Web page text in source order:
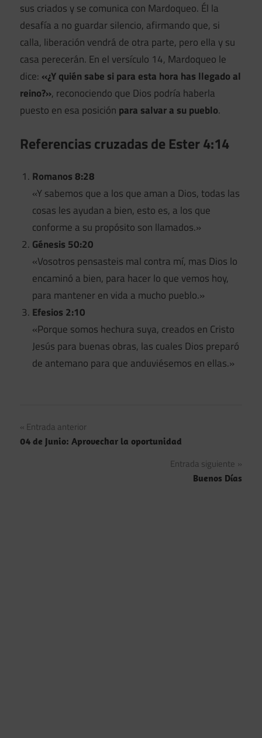
sus criados y se comunica con Mardoqueo. Él la
desafía a no guardar silencio, afirmando que, si
calla, liberación vendrá de otra parte, pero ella y su
casa perecerán. En el versículo 14, Mardoqueo le
dice: «¿Y quién sabe si para esta hora has llegado al
reino?», reconociendo que Dios podría haberla
puesto en esa posición para salvar a su pueblo.
Referencias cruzadas de Ester 4:14
Romanos 8:28
«Y sabemos que a los que aman a Dios, todas las
cosas les ayudan a bien, esto es, a los que
conforme a su propósito son llamados.»
Génesis 50:20
«Vosotros pensasteis mal contra mí, mas Dios lo
encaminó a bien, para hacer lo que vemos hoy,
para mantener en vida a mucho pueblo.»
Efesios 2:10
«Porque somos hechura suya, creados en Cristo
Jesús para buenas obras, las cuales Dios preparó
de antemano para que anduviésemos en ellas.»
Navegación
de
Entrada anterior
04 de Junio: Aprovechar la oportunidad
Entrada siguiente
Buenos Días